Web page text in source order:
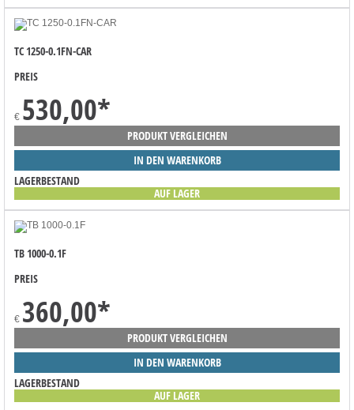
TC 1250-0.1FN-CAR
PREIS
€ 530,00*
PRODUKT VERGLEICHEN
IN DEN WARENKORB
LAGERBESTAND
AUF LAGER
TB 1000-0.1F
PREIS
€ 360,00*
PRODUKT VERGLEICHEN
IN DEN WARENKORB
LAGERBESTAND
AUF LAGER